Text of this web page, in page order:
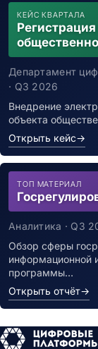
КЕЙС КВАРТАЛА
заболевшим
инфекцией
Департамент
· Q3 2026
Внедрение
объекта
Открыть кейс→
ТОП МАТЕРИАЛ
Аналитика · Q3
Обзор сферы
информационной
программы…
Открыть отчёт→